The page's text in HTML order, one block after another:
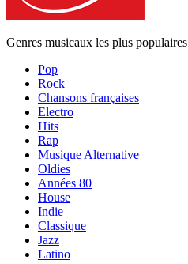
Genres musicaux les plus populaires
Pop
Rock
Chansons françaises
Electro
Hits
Rap
Musique Alternative
Oldies
Années 80
House
Indie
Classique
Jazz
Latino